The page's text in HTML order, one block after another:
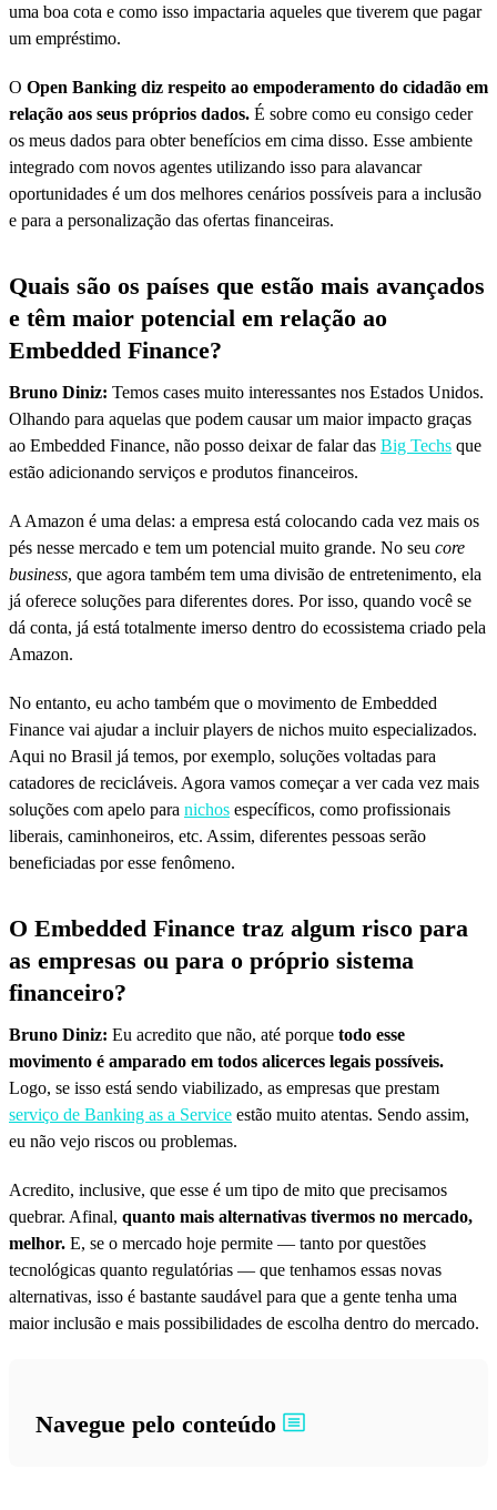
uma boa cota e como isso impactaria aqueles que tiverem que pagar
um empréstimo.
O Open Banking diz respeito ao empoderamento do cidadão em
relação aos seus próprios dados. É sobre como eu consigo ceder
os meus dados para obter benefícios em cima disso. Esse ambiente
integrado com novos agentes utilizando isso para alavancar
oportunidades é um dos melhores cenários possíveis para a inclusão
e para a personalização das ofertas financeiras.
Quais são os países que estão mais avançados
e têm maior potencial em relação ao
Embedded Finance?
Bruno Diniz: Temos cases muito interessantes nos Estados Unidos.
Olhando para aquelas que podem causar um maior impacto graças
ao Embedded Finance, não posso deixar de falar das Big Techs que
estão adicionando serviços e produtos financeiros.
A Amazon é uma delas: a empresa está colocando cada vez mais os
pés nesse mercado e tem um potencial muito grande. No seu core
business, que agora também tem uma divisão de entretenimento, ela
já oferece soluções para diferentes dores. Por isso, quando você se
dá conta, já está totalmente imerso dentro do ecossistema criado pela
Amazon.
No entanto, eu acho também que o movimento de Embedded
Finance vai ajudar a incluir players de nichos muito especializados.
Aqui no Brasil já temos, por exemplo, soluções voltadas para
catadores de recicláveis. Agora vamos começar a ver cada vez mais
soluções com apelo para nichos específicos, como profissionais
liberais, caminhoneiros, etc. Assim, diferentes pessoas serão
beneficiadas por esse fenômeno.
O Embedded Finance traz algum risco para
as empresas ou para o próprio sistema
financeiro?
Bruno Diniz: Eu acredito que não, até porque todo esse
movimento é amparado em todos alicerces legais possíveis.
Logo, se isso está sendo viabilizado, as empresas que prestam
serviço de Banking as a Service estão muito atentas. Sendo assim,
eu não vejo riscos ou problemas.
Acredito, inclusive, que esse é um tipo de mito que precisamos
quebrar. Afinal, quanto mais alternativas tivermos no mercado,
melhor. E, se o mercado hoje permite — tanto por questões
tecnológicas quanto regulatórias — que tenhamos essas novas
alternativas, isso é bastante saudável para que a gente tenha uma
maior inclusão e mais possibilidades de escolha dentro do mercado.
Navegue pelo conteúdo